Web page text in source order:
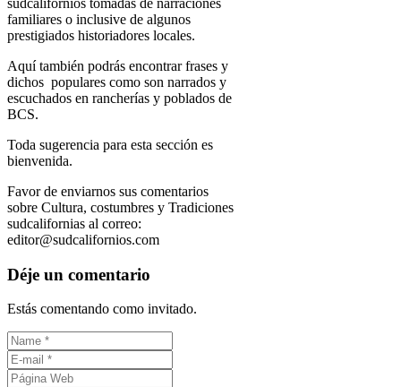
sudcalifornios tomadas de narraciones
familiares o inclusive de algunos
prestigiados historiadores locales.
Aquí también podrás encontrar frases y
dichos populares como son narrados y
escuchados en rancherías y poblados de
BCS.
Toda sugerencia para esta sección es
bienvenida.
Favor de enviarnos sus comentarios
sobre Cultura, costumbres y Tradiciones
sudcalifornias al correo:
editor@sudcalifornios.com
Déje un comentario
Estás comentando como invitado.